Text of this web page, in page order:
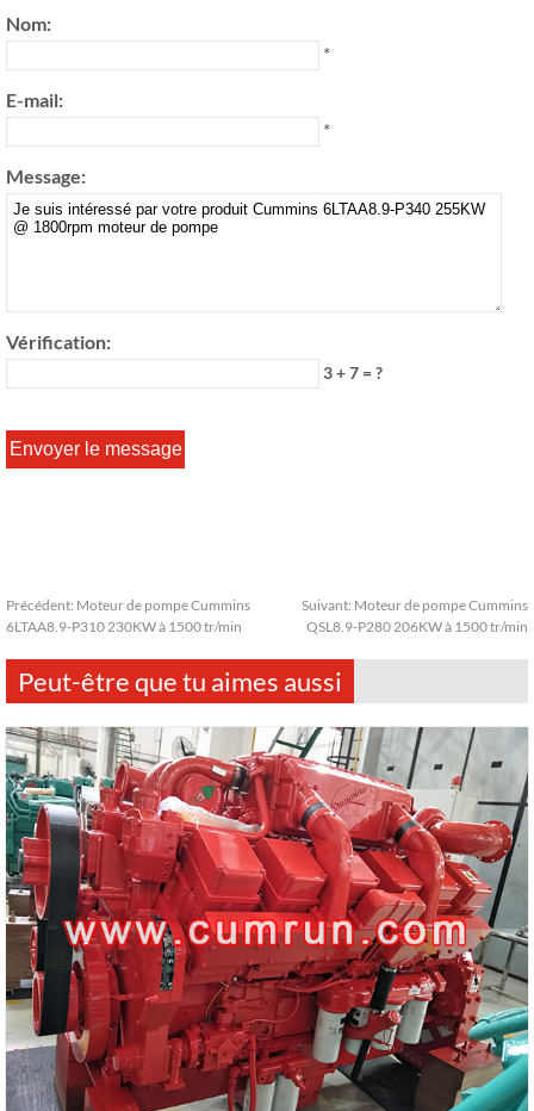
Nom:
*
E-mail:
*
Message:
Vérification:
3 + 7 = ?
Précédent: Moteur de pompe Cummins
6LTAA8.9-P310 230KW à 1500 tr/min
Suivant: Moteur de pompe Cummins
QSL8.9-P280 206KW à 1500 tr/min
Peut-être que tu aimes aussi